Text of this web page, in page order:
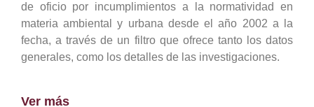
de oficio por incumplimientos a la normatividad en
materia ambiental y urbana desde el año 2002 a la
fecha, a través de un filtro que ofrece tanto los datos
generales, como los detalles de las investigaciones.
Ver más